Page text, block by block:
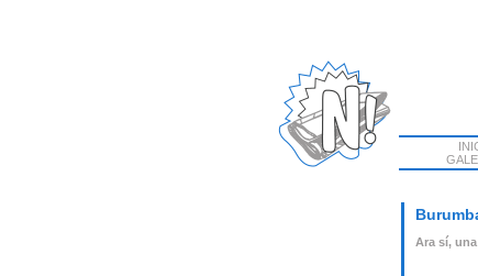
Ara sí,